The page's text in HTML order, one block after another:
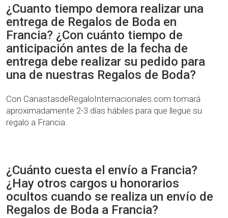
¿Cuanto tiempo demora realizar una
entrega de Regalos de Boda en
Francia? ¿Con cuánto tiempo de
anticipación antes de la fecha de
entrega debe realizar su pedido para
una de nuestras Regalos de Boda?
Con CanastasdeRegaloInternacionales.com tomará
aproximadamente 2-3 días hábiles para que llegue su
regalo a Francia.
¿Cuánto cuesta el envío a Francia?
¿Hay otros cargos u honorarios
ocultos cuando se realiza un envío de
Regalos de Boda a Francia?